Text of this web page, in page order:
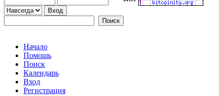
Начало
Помощь
Поиск
Календарь
Вход
Регистрация